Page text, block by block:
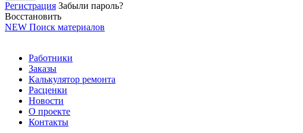
Регистрация Забыли пароль?
Восстановить
NEW Поиск материалов
Работники
Заказы
Калькулятор ремонта
Расценки
Новости
О проекте
Контакты